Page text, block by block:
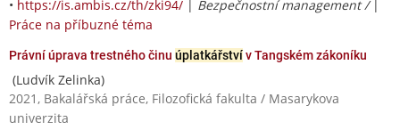
• https://is.ambis.cz/th/zki94/ | Bezpečnostní management / |
Práce na příbuzné téma
Právní úprava trestného činu úplatkářstvív Tangském zákoníku
(Ludvík Zelinka)
2021, Bakalářská práce, Filozofická fakulta / Masarykova
univerzita